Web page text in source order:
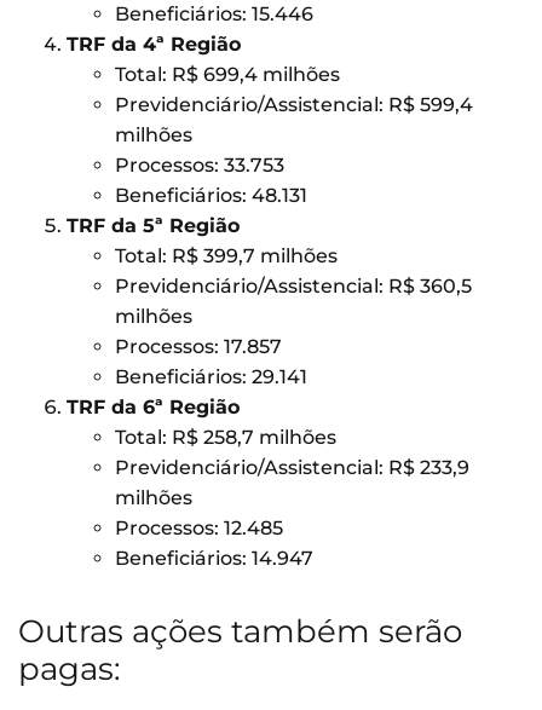
Beneficiários: 15.446
TRF da 4ª Região
Total: R$ 699,4 milhões
Previdenciário/Assistencial: R$ 599,4
milhões
Processos: 33.753
Beneficiários: 48.131
TRF da 5ª Região
Total: R$ 399,7 milhões
Previdenciário/Assistencial: R$ 360,5
milhões
Processos: 17.857
Beneficiários: 29.141
TRF da 6ª Região
Total: R$ 258,7 milhões
Previdenciário/Assistencial: R$ 233,9
milhões
Processos: 12.485
Beneficiários: 14.947
Outras ações também serão
pagas: